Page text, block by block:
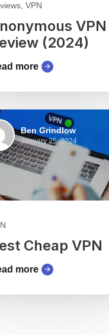
VPN
VPN
(2024)
more
Ben Grindlow
January 25, 2024
Cheap VPN
more